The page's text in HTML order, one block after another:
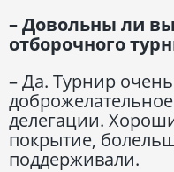
– Довольны ли
отборочного
– Да. Турнир
делегации.
покрытие,
поддерживали.